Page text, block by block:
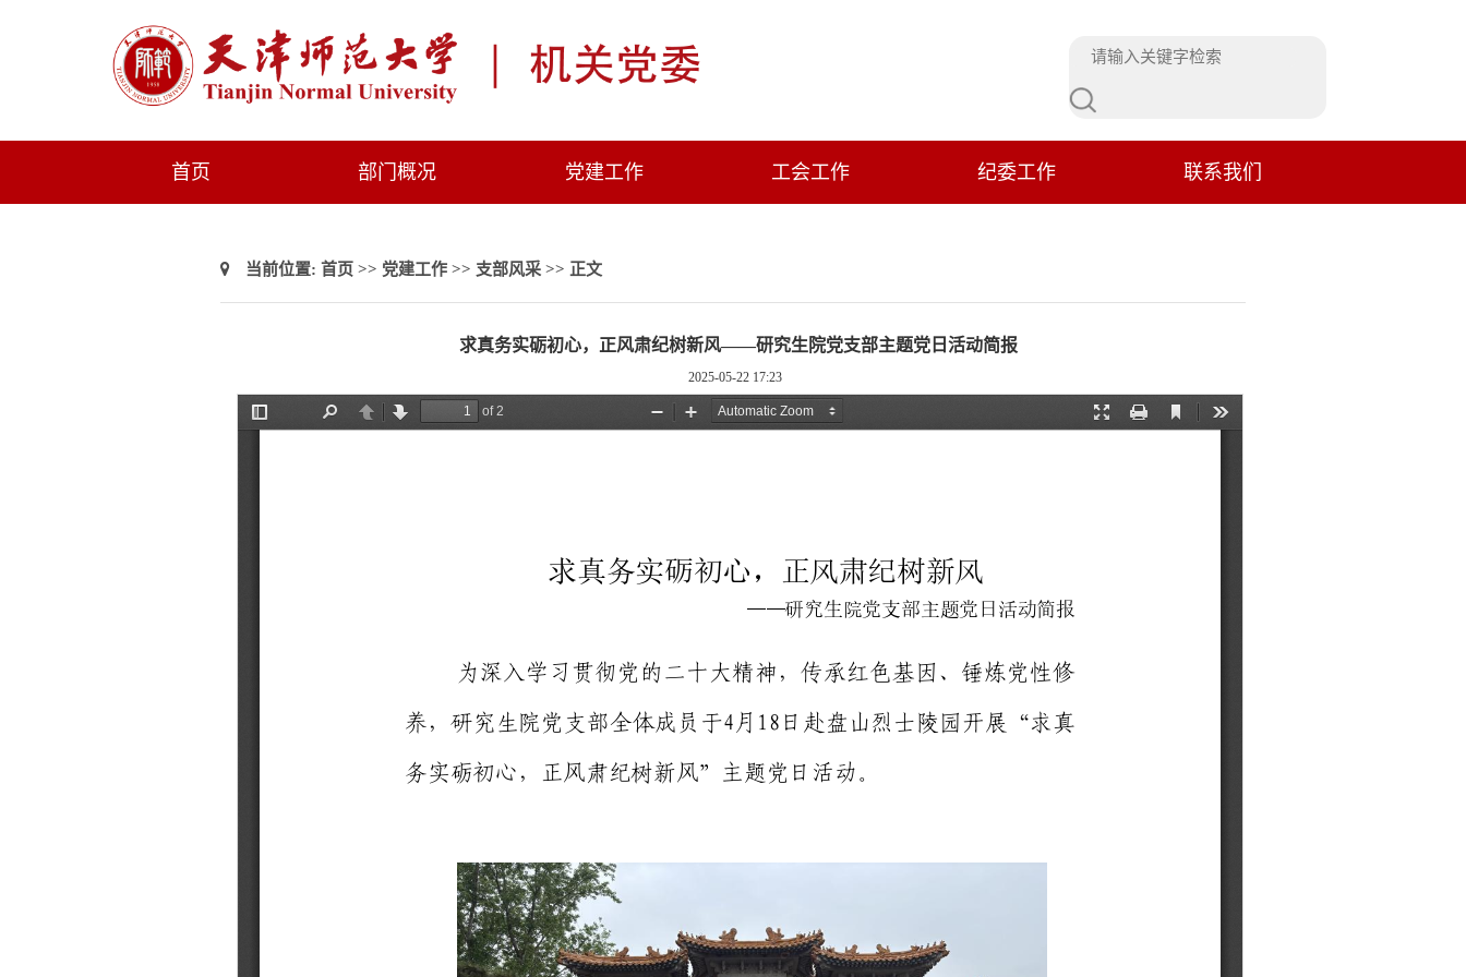
首页 部门概况 党建工作 工会工作 纪委工作 联系我们
当前位置: 首页 >> 党建工作>> 支部风采>> 正文
求真务实砺初心，正风肃纪树新风——研究生院党支部主题党日活动简报
2025-05-22 17:23